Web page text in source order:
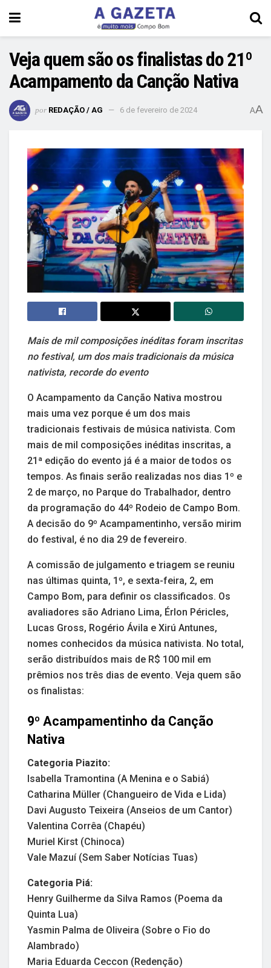
Veja quem são os finalistas do 21º
Acampamento da Canção Nativa
por REDAÇÃO / AG 6 de fevereiro de 2024 AA
Mais de mil composições inéditas foram inscritas
no festival, um dos mais tradicionais da música
nativista, recorde do evento
O Acampamento da Canção Nativa mostrou
mais uma vez porque é um dos mais
tradicionais festivais de música nativista. Com
mais de mil composições inéditas inscritas, a
21ª edição do evento já é a maior de todos os
tempos. As finais serão realizadas nos dias 1º e
2 de março, no Parque do Trabalhador, dentro
da programação do 44º Rodeio de Campo Bom.
A decisão do 9º Acampamentinho, versão mirim
do festival, é no dia 29 de fevereiro.
A comissão de julgamento e triagem se reuniu
nas últimas quinta, 1º, e sexta-feira, 2, em
Campo Bom, para definir os classificados. Os
avaliadores são Adriano Lima, Érlon Péricles,
Lucas Gross, Rogério Ávila e Xirú Antunes,
nomes conhecidos da música nativista. No total,
serão distribuídos mais de R$ 100 mil em
prêmios nos três dias de evento. Veja quem são
os finalistas:
9º Acampamentinho da Canção
Nativa
Categoria Piazito:
Isabella Tramontina (A Menina e o Sabiá)
Catharina Müller (Changueiro de Vida e Lida)
Davi Augusto Teixeira (Anseios de um Cantor)
Valentina Corrêa (Chapéu)
Muriel Kirst (Chinoca)
Vale Mazuí (Sem Saber Notícias Tuas)
Categoria Piá:
Henry Guilherme da Silva Ramos (Poema da
Quinta Lua)
Yasmin Palma de Oliveira (Sobre o Fio do
Alambrado)
Maria Eduarda Ceccon (Redenção)